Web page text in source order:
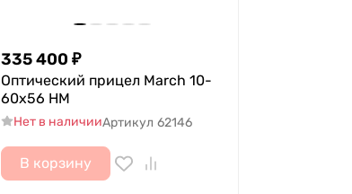
335 400 ₽
Оптический прицел March 10-
60x56 HM
Нет в наличииАртикул 62146
В корзину